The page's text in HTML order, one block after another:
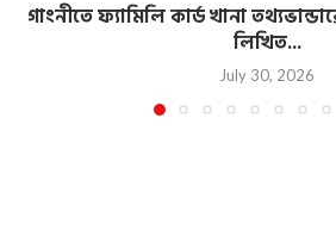
গাংনীতে ফ্যামিলি কার্ড খানা
লিখিত...
July 30, 2026